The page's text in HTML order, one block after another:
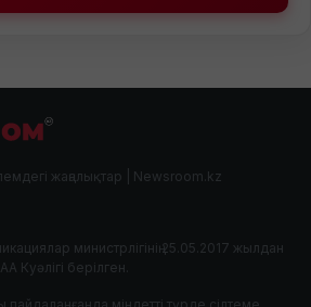
жаңалықтар | Newsroom.kz
министрлігінің 25.05.2017 жылдан
Куәлігі берілген.